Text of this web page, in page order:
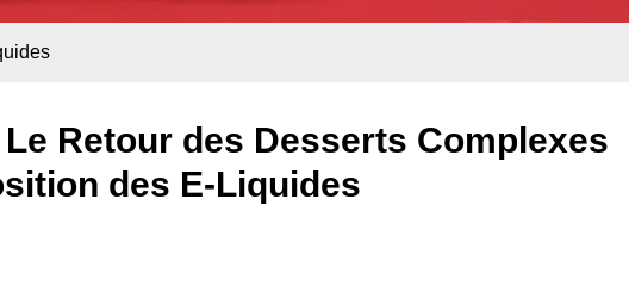
Retour des Desserts Complexes
des E-Liquides